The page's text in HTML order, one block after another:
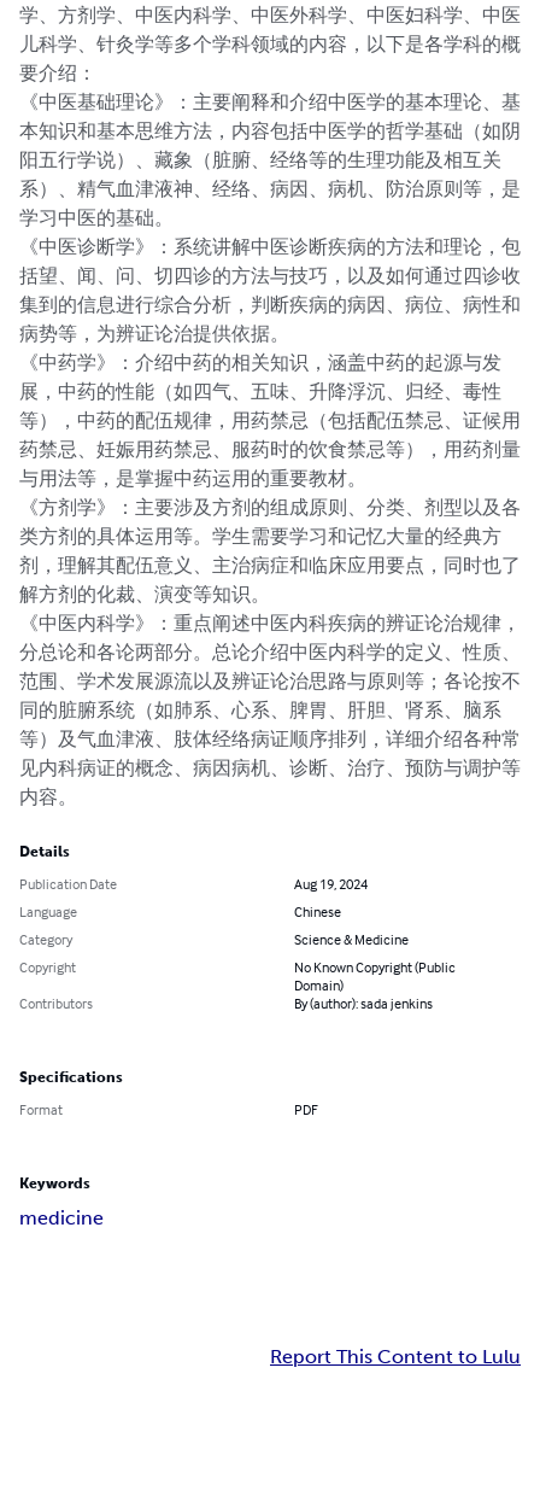
学、方剂学、中医内科学、中医外科学、中医妇科学、中医
儿科学、针灸学等多个学科领域的内容，以下是各学科的概
要介绍：
《中医基础理论》：主要阐释和介绍中医学的基本理论、基
本知识和基本思维方法，内容包括中医学的哲学基础（如阴
阳五行学说）、藏象（脏腑、经络等的生理功能及相互关
系）、精气血津液神、经络、病因、病机、防治原则等，是
学习中医的基础。
《中医诊断学》：系统讲解中医诊断疾病的方法和理论，包
括望、闻、问、切四诊的方法与技巧，以及如何通过四诊收
集到的信息进行综合分析，判断疾病的病因、病位、病性和
病势等，为辨证论治提供依据。
《中药学》：介绍中药的相关知识，涵盖中药的起源与发
展，中药的性能（如四气、五味、升降浮沉、归经、毒性
等），中药的配伍规律，用药禁忌（包括配伍禁忌、证候用
药禁忌、妊娠用药禁忌、服药时的饮食禁忌等），用药剂量
与用法等，是掌握中药运用的重要教材。
《方剂学》：主要涉及方剂的组成原则、分类、剂型以及各
类方剂的具体运用等。学生需要学习和记忆大量的经典方
剂，理解其配伍意义、主治病症和临床应用要点，同时也了
解方剂的化裁、演变等知识。
《中医内科学》：重点阐述中医内科疾病的辨证论治规律，
分总论和各论两部分。总论介绍中医内科学的定义、性质、
范围、学术发展源流以及辨证论治思路与原则等；各论按不
同的脏腑系统（如肺系、心系、脾胃、肝胆、肾系、脑系
等）及气血津液、肢体经络病证顺序排列，详细介绍各种常
见内科病证的概念、病因病机、诊断、治疗、预防与调护等
内容。
Details
Publication Date
Aug 19, 2024
Language
Chinese
Category
Science & Medicine
Copyright
No Known Copyright (Public
Domain)
Contributors
By (author): sada jenkins
Specifications
Format PDF
Keywords
medicine
Report This Content to Lulu